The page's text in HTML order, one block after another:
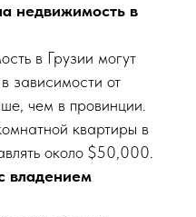
недвижимость в
в Грузии могут
зависимости от
чем в провинции.
квартиры в
около $50,000.
владением